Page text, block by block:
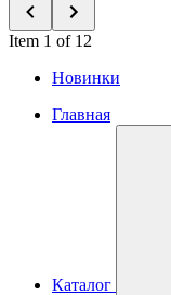
Item 1 of 12
Новинки
Главная
Каталог